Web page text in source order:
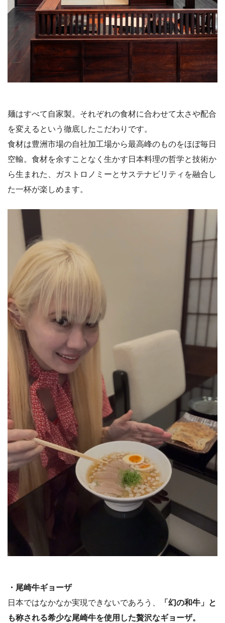
麺はすべて自家製。それぞれの食材に合わせて太さや配合
を変えるという徹底したこだわりです。
食材は豊洲市場の自社加工場から最高峰のものをほぼ毎日
空輸。食材を余すことなく生かす日本料理の哲学と技術か
ら生まれた、ガストロノミーとサステナビリティを融合し
た一杯が楽しめます。
・尾崎牛ギョーザ
日本ではなかなか実現できないであろう、
「幻の和牛」と
も称される希少な尾崎牛を使用した贅沢なギョーザ。